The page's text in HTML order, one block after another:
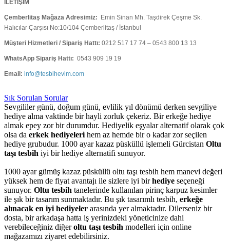
İLETİŞİM
Çemberlitaş Mağaza Adresimiz: Emin Sinan Mh. Taşdirek Çeşme Sk.
Halıcılar Çarşısı No:10/104 Çemberlitaş / İstanbul
Müşteri Hizmetleri / Sipariş Hattı: 0212 517 17 74 – 0543 800 13 13
WhatsApp Sipariş Hattı: 0543 909 19 19
Email: info@tesbihevim.com
Sık Sorulan Sorular
Sevgililer günü, doğum günü, evlilik yıl dönümü derken sevgiliye
hediye alma vaktinde bir hayli zorluk çekeriz. Bir erkeğe hediye
almak epey zor bir durumdur. Hediyelik eşyalar alternatif olarak çok
olsa da erkek hediyeleri hem az hemde bir o kadar zor seçilen
hediye grubudur. 1000 ayar kazaz püsküllü işlemeli Gürcistan Oltu
taşı tesbih iyi bir hediye alternatifi sunuyor.
1000 ayar gümüş kazaz püsküllü oltu taşı tesbih hem manevi değeri
yüksek hem de fiyat avantajı ile sizlere iyi birhediye seçeneği
sunuyor. Oltu tesbih tanelerinde kullanılan pirinç karpuz kesimler
ile şık bir tasarım sunmaktadır. Bu şık tasarımlı tesbih, erkeğe
alınacak en iyi hediyeler arasında yer almaktadır. Dilerseniz bir
dosta, bir arkadaşa hatta iş yerinizdeki yöneticinize dahi
verebileceğiniz diğeroltu taşı tesbih modelleri için online
mağazamızı ziyaret edebilirsiniz.